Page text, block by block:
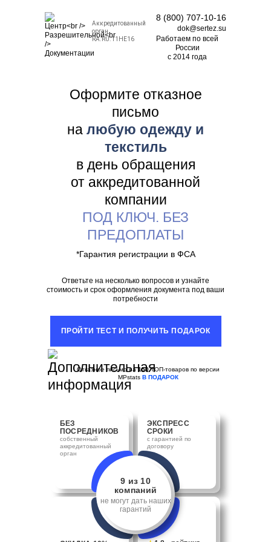
Аккредитованный
орган
RA.RU.11НЕ16
8 (800) 707-10-16
dok@sertez.su
Работаем по всей
Роcсии
с 2014 года
Оформите отказное
письмо
на любую одежду и
текстиль
в день обращения
от аккредитованной
компании
ПОД КЛЮЧ. БЕЗ
ПРЕДОПЛАТЫ
*Гарантия регистрации в ФСА
Ответьте на несколько вопросов и узнайте
стоимость и срок оформления документа под ваши
потребности
ПРОЙТИ ТЕСТ И ПОЛУЧИТЬ ПОДАРОК
Отказное письмо на150ТОП-товаров по версии
MPstats В ПОДАРОК
БЕЗ
ПОСРЕДНИКОВ
собственный
аккредитованный
орган
ЭКСПРЕСС
СРОКИ
с гарантией по
договору
9 из 10
компаний
не могут дать наших
гарантий